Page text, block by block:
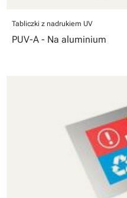
Tabliczki z nadrukiem UV
PUV-A - Na aluminium